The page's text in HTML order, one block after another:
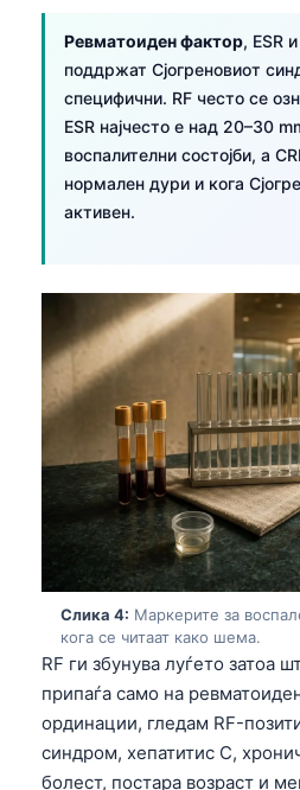
Ревматоиден фактор, ESR
поддржат Сјогреновиот
специфични. RF често се
ESR најчесто е над 20–30
воспалителни состојби, а
нормален дури и кога
активен.
Слика 4: Маркерите за
кога се читаат како шема.
RF ги збунува луѓето затоа
припаѓа само на
ординации, гледам RF-
синдром, хепатитис C,
болест, постара возраст и